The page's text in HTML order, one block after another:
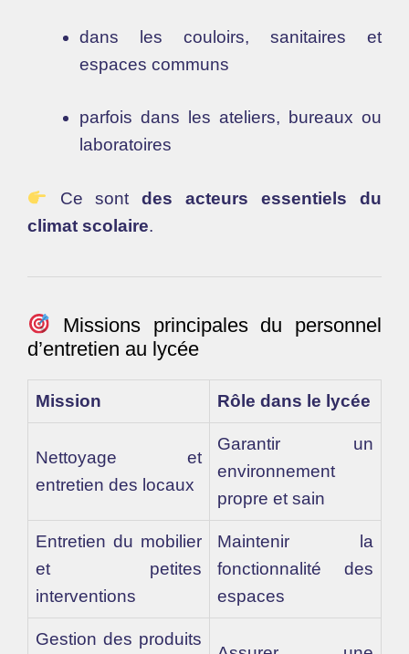
dans les couloirs, sanitaires et
espaces communs
parfois dans les ateliers, bureaux ou
laboratoires
Ce sontdes acteurs essentiels du
climat scolaire.
Missions principales du personnel
d’entretien au lycée
Mission Rôle dans le lycée
Nettoyage et
entretien des locaux
Garantir un
environnement
propre et sain
Entretien du mobilier
et petites
interventions
Maintenir la
fonctionnalité des
espaces
Gestion des produits